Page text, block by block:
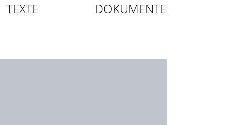
TEXTE DOKUMENTE